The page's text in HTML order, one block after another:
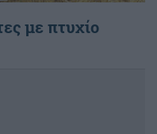
με πτυχίο